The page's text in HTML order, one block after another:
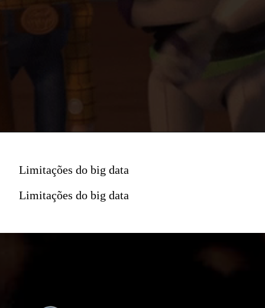
Limitações do big data
Limitações do big data